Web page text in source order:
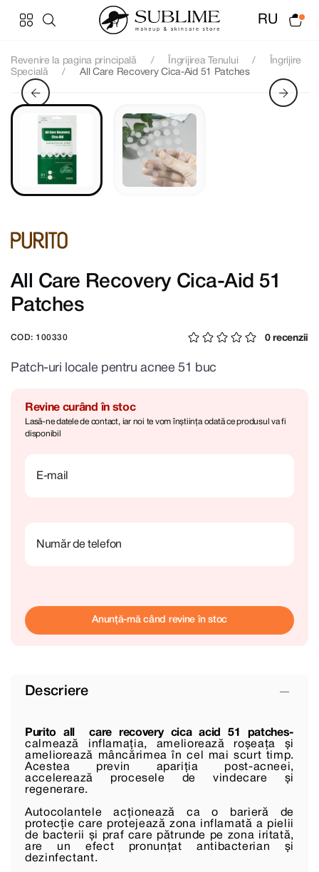
RU
Revenire la pagina principală Îngrijirea Tenului
Îngrijire
Specială
All Care Recovery Cica-Aid 51 Patches
All Care Recovery Cica-Aid 51
Patches
COD: 100330 0 recenzii
Patch-uri locale pentru acnee 51 buc
Revine curând în stoc
Lasă-ne datele de contact, iar noi te vom înștiința odată ce produsul va fi
disponibil
E-mail
Număr de telefon
Anunță-mă când revine în stoc
Descriere
Purito all care recovery cica acid 51 patches-
calmează inflamația, ameliorează roșeața și
ameliorează mâncărimea în cel mai scurt timp.
Acestea previn apariția post-acneei,
accelerează procesele de vindecare și
regenerare.
Autocolantele acționează ca o barieră de
protecție care protejează zona inflamată a pielii
de bacterii și praf care pătrunde pe zona iritată,
are un efect pronunțat antibacterian și
dezinfectant.